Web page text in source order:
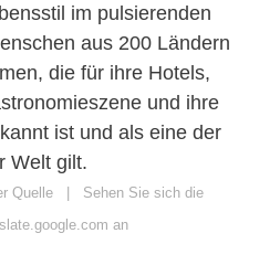
im pulsierenden
aus 200 Ländern
die für ihre Hotels,
und ihre
ist und als eine der
Welt gilt.
Quelle | Sehen Sie sich die
an